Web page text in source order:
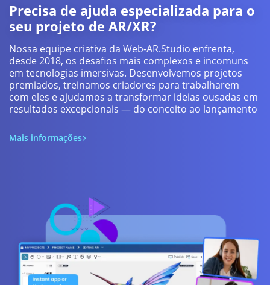
Precisa de ajuda especializada para o
seu projeto de AR/XR?
Nossa equipe criativa da Web-AR.Studio enfrenta,
desde 2018, os desafios mais complexos e incomuns
em tecnologias imersivas. Desenvolvemos projetos
premiados, treinamos criadores para trabalharem
com eles e ajudamos a transformar ideias ousadas em
resultados excepcionais — do conceito ao lançamento
Mais informações